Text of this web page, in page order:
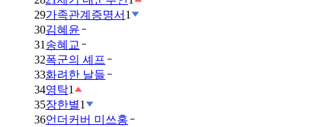
29가족관계증명서 1
30김혜윤
31 송혜교
32폭군의 셰프
33화려한 날들
34영탁1
35장한별1
36언더커버 미쓰홍